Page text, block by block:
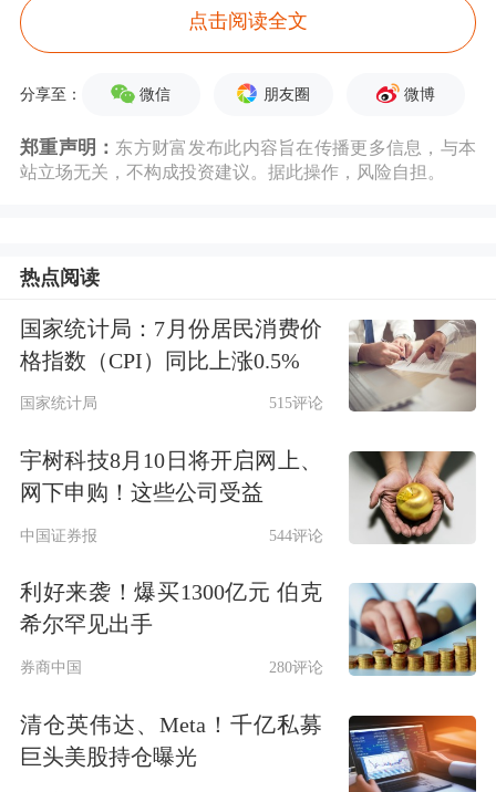
产业稳健发展的功能。
此外，铂、钯期货和期权的上市，符合
广期所服务绿色发展的定位，也标志着
广期所新 能源金属板块进一步扩容。
理等绿色产业的重要原料，我国约60%
的铂和近80%的钯用于生产汽车尾气催
化剂等绿色相关产业。同时，铂、钯也
是风电及氢能等新能源领域的关键原
料，是具有代表性的新能源金属。
在“双碳”目标推动下，汽车尾气治理已
成为我国减排的重要抓手之一，风电、
氢能等清洁能源也迎来快速发展，铂、
钯产业的健康平稳发展对于促进绿色发
展意义重大。
点击阅读全文
分享至： 微信 朋友圈 微博
郑重声明： 东方财富发布此内容旨在传播更多信息，与本
站立场无关，不构成投资建议。据此操作，风险自担。
热点阅读
国家统计局：7月份居民消费价
格指数（CPI）同比上涨0.5%
国家统计局 515评论
宇树科技8月10日将开启网上、
网下申购！这些公司受益
中国证券报 544评论
利好来袭！爆买1300亿元 伯克
希尔罕见出手
券商中国 280评论
清仓英伟达、Meta！千亿私募
巨头美股持仓曝光